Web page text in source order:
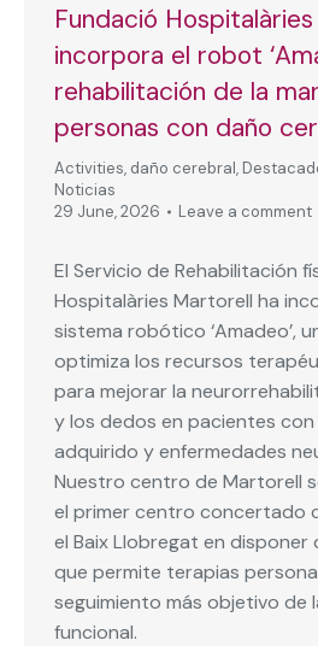
Fundació
incorpora el robot
rehabilitación de la
personas con daño
Activities, daño cerebral,
Noticias
29 June, 2026
Leave a comment
El Servicio de Rehabilitación
Hospitalàries Martorell ha
sistema robótico ‘Amadeo’,
optimiza los recursos
para mejorar la
y los dedos en pacientes
adquirido y enfermedades
Nuestro centro de Martorell
el primer centro concertado
el Baix Llobregat en
que permite terapias
seguimiento más objetivo de
funcional.